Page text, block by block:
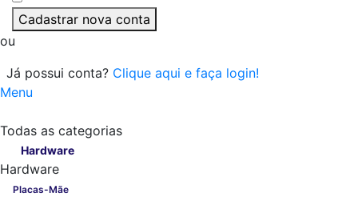
Cadastrar nova conta
ou
Já possui conta? Clique aqui e faça login!
Menu
Todas as categorias
Hardware
Hardware
Placas-Mãe